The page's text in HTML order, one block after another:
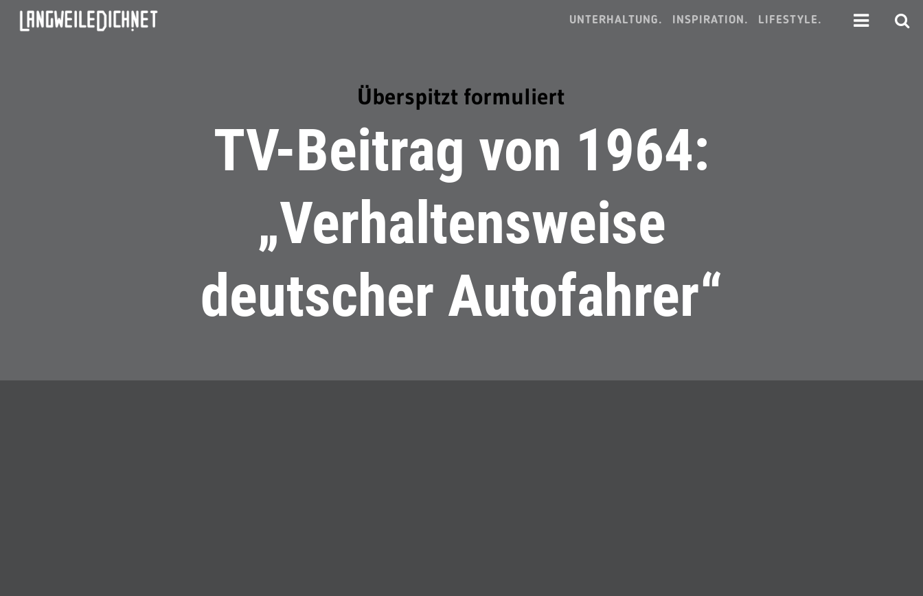
UNTERHALTUNG. INSPIRATION. LIFESTYLE.
Überspitzt formuliert
TV-Beitrag von 1964:
„Verhaltensweise
deutscher Autofahrer“